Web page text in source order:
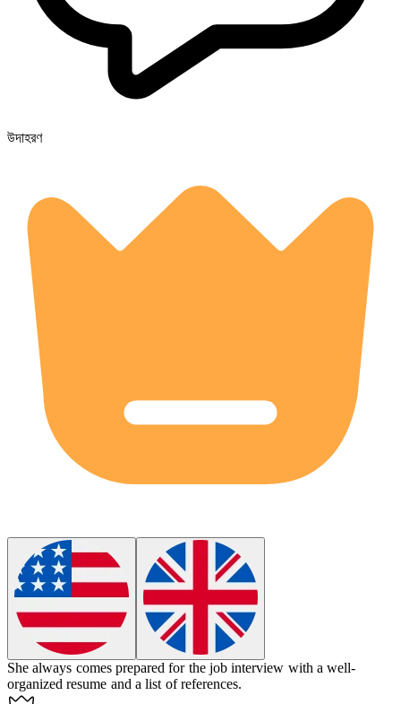
উদাহরণ
She always comes prepared for the job interview with a well-
organized resume and a list of references.